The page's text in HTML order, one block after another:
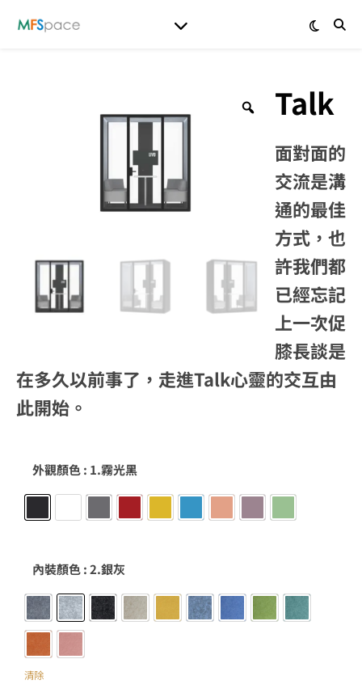
Talk
面對面的
交流是溝
通的最佳
方式，也
許我們都
已經忘記
上一次促
膝長談是
在多久以前事了，走進Talk心靈的交互由
此開始。
外觀顏色: 1.霧光黑
1.霧光黑2.霧光白3.金屬灰4.新年紅5.檸檬黃6.夏日藍7.杏粉8.香芋紫9.牛油果綠
內裝顏色: 2.銀灰
1.月光灰2.銀灰3.芝麻黑4.淺駝5.檸檬黃6.霧霾藍7.天藍8.果綠9.孔雀綠
A.蜜桔B.粉色
清除